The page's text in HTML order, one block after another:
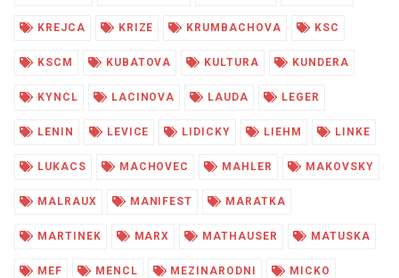
KREJCA KRIZE KRUMBACHOVA KSC
KSCM KUBATOVA KULTURA KUNDERA
KYNCL LACINOVA LAUDA LEGER
LENIN LEVICE LIDICKY LIEHM LINKE
LUKACS MACHOVEC MAHLER MAKOVSKY
MALRAUX MANIFEST MARATKA
MARTINEK MARX MATHAUSER MATUSKA
MEF MENCL MEZINARODNI MICKO